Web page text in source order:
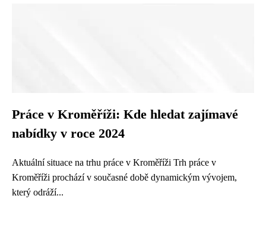
Práce v Kroměříži: Kde hledat zajímavé
nabídky v roce 2024
Aktuální situace na trhu práce v Kroměříži Trh práce v
Kroměříži prochází v současné době dynamickým vývojem,
který odráží...